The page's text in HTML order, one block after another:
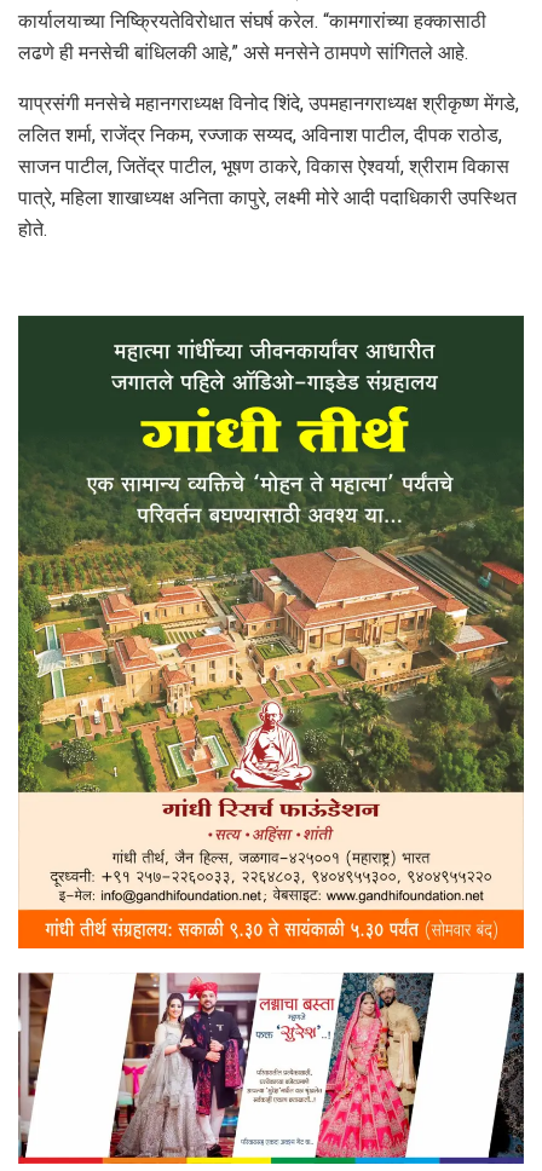
कार्यालयाच्या निष्क्रियतेविरोधात संघर्ष करेल. “कामगारांच्या हक्कासाठी
लढणे ही मनसेची बांधिलकी आहे,” असे मनसेने ठामपणे सांगितले आहे.
याप्रसंगी मनसेचे महानगराध्यक्ष विनोद शिंदे, उपमहानगराध्यक्ष श्रीकृष्ण मेंगडे,
ललित शर्मा, राजेंद्र निकम, रज्जाक सय्यद, अविनाश पाटील, दीपक राठोड,
साजन पाटील, जितेंद्र पाटील, भूषण ठाकरे, विकास ऐश्वर्या, श्रीराम विकास
पात्रे, महिला शाखाध्यक्ष अनिता कापुरे, लक्ष्मी मोरे आदी पदाधिकारी उपस्थित
होते.